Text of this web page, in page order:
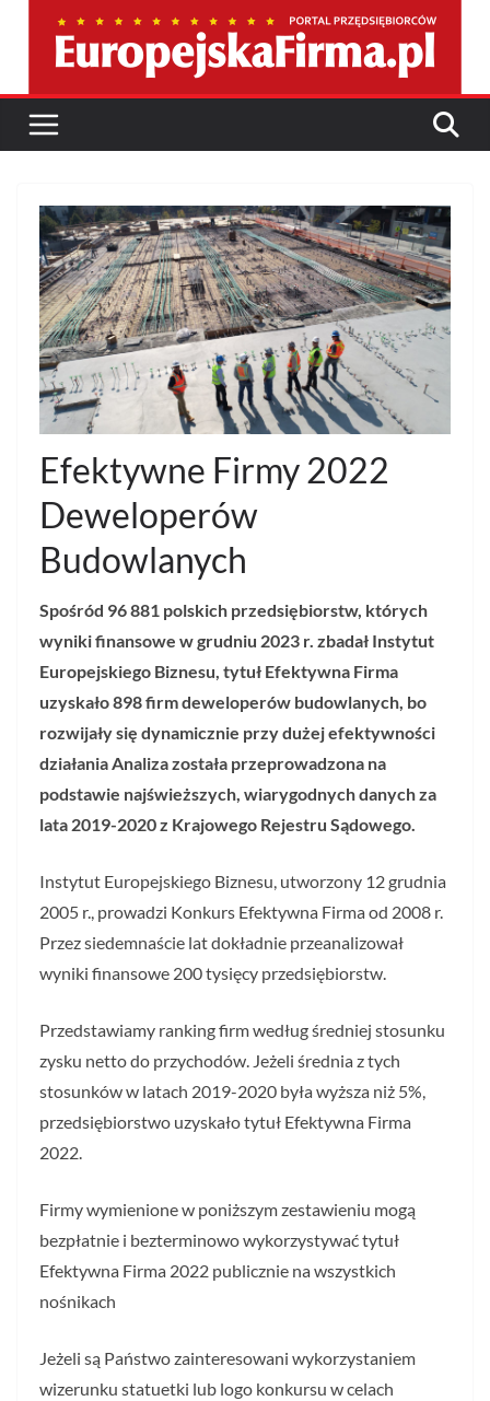
Efektywne Firmy 2022
Deweloperów
Budowlanych
Spośród 96 881 polskich przedsiębiorstw, których
wyniki finansowe w grudniu 2023 r. zbadał Instytut
Europejskiego Biznesu, tytuł Efektywna Firma
uzyskało 898 firm deweloperów budowlanych, bo
rozwijały się dynamicznie przy dużej efektywności
działania Analiza została przeprowadzona na
podstawie najświeższych, wiarygodnych danych za
lata 2019-2020 z Krajowego Rejestru Sądowego.
Instytut Europejskiego Biznesu, utworzony 12 grudnia
2005 r., prowadzi Konkurs Efektywna Firma od 2008 r.
Przez siedemnaście lat dokładnie przeanalizował
wyniki finansowe 200 tysięcy przedsiębiorstw.
Przedstawiamy ranking firm według średniej stosunku
zysku netto do przychodów. Jeżeli średnia z tych
stosunków w latach 2019-2020 była wyższa niż 5%,
przedsiębiorstwo uzyskało tytuł Efektywna Firma
2022.
Firmy wymienione w poniższym zestawieniu mogą
bezpłatnie i bezterminowo wykorzystywać tytuł
Efektywna Firma 2022 publicznie na wszystkich
nośnikach
Jeżeli są Państwo zainteresowani wykorzystaniem
wizerunku statuetki lub logo konkursu w celach